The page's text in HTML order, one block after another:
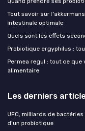
Tout savoir sur
intestinale optimale
Quels sont les effets
Probiotique ergyphilus :
Permea regul : tout ce
alimentaire
Les derniers
UFC, milliards de
d'un probiotique